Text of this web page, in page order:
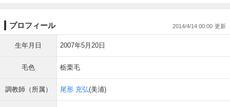
プロフィール 2014/4/14 00:00
生年月日 2007年5月20日
毛色 栃栗毛
調教師（所属） 尾形 充弘(美浦)